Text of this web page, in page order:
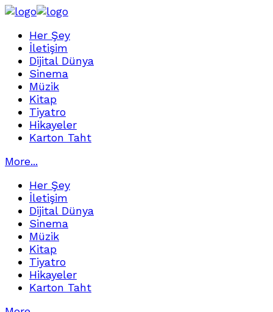
Her Şey
İletişim
Dijital Dünya
Sinema
Müzik
Kitap
Tiyatro
Hikayeler
Karton Taht
More...
Her Şey
İletişim
Dijital Dünya
Sinema
Müzik
Kitap
Tiyatro
Hikayeler
Karton Taht